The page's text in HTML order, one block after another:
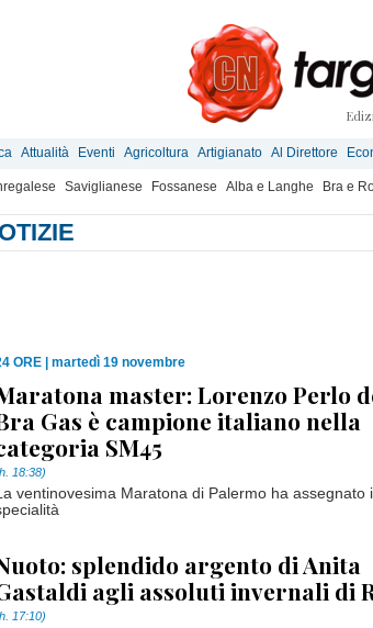
Attualità Eventi Agricoltura Artigianato Al Direttore
Saviglianese Fossanese Alba e Langhe Bra e
ORE martedì 19 novembre
master: Lorenzo Perlo
Gas è campione italiano nella
SM45
18:38)
ventinovesima Maratona di Palermo ha assegnato
splendido argento di Anita
agli assoluti invernali di
17:10)